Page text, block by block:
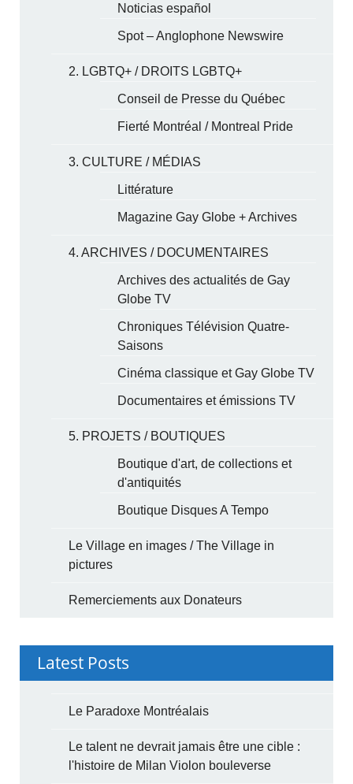
Noticias español
Spot – Anglophone Newswire
2. LGBTQ+ / DROITS LGBTQ+
Conseil de Presse du Québec
Fierté Montréal / Montreal Pride
3. CULTURE / MÉDIAS
Littérature
Magazine Gay Globe + Archives
4. ARCHIVES / DOCUMENTAIRES
Archives des actualités de Gay
Globe TV
Chroniques Télévision Quatre-
Saisons
Cinéma classique et Gay Globe TV
Documentaires et émissions TV
5. PROJETS / BOUTIQUES
Boutique d'art, de collections et
d'antiquités
Boutique Disques A Tempo
Le Village en images / The Village in
pictures
Remerciements aux Donateurs
Latest Posts
Le Paradoxe Montréalais
Le talent ne devrait jamais être une cible :
l'histoire de Milan Violon bouleverse